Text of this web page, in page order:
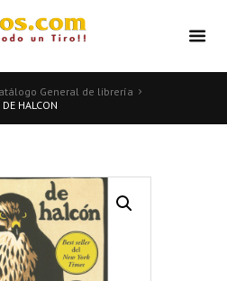
General de librería
DE HALCON